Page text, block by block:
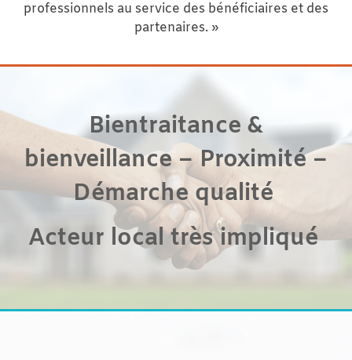
professionnels au service des bénéficiaires et des
partenaires. »
Bientraitance &
bienveillance – Proximité –
Démarche qualité
Acteur local très impliqué